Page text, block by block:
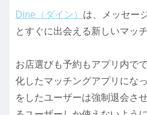
Dine（ダイン） は、メッセー
とすぐに出会える新しいマッ
お店選びも予約もアプリ内で
化したマッチングアプリにな
をしたユーザーは強制退会さ